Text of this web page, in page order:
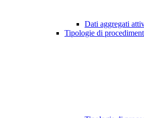
Dati aggregati
Tipologie di